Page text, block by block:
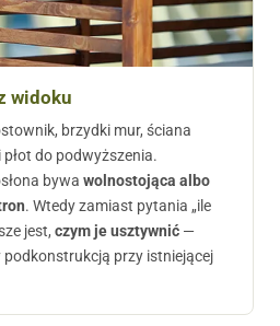
widoku
brzydki mur, ściana
do podwyższenia.
bywa wolnostojąca albo
. Wtedy zamiast pytania „ile
jest, czym je usztywnić —
podkonstrukcją przy istniejącej